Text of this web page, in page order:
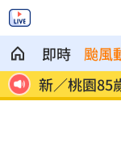
即時 颱風
命
新／桃園